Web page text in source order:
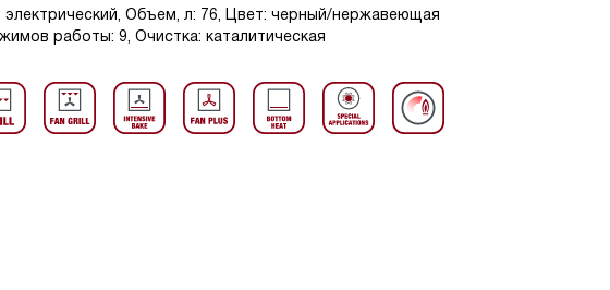
Объем, л: 76, Цвет: черный/нержавеющая
работы: 9, Очистка: каталитическая